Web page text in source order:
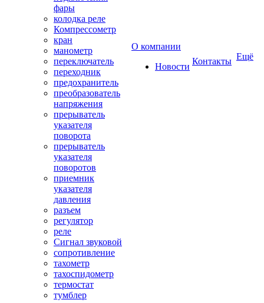
фары
колодка реле
Компрессометр
кран
манометр
переключатель
переходник
предохранитель
преобразователь
напряжения
прерыватель
указателя
поворота
прерыватель
указателя
поворотов
приемник
указателя
давления
разъем
регулятор
реле
Сигнал звуковой
сопротивление
тахометр
тахоспидометр
термостат
тумблер
О компании
Новости
Контакты Ещё